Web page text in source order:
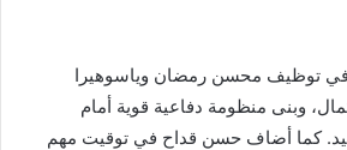
توظيف محسن رمضان وياسوهيرا
وبنى منظومة دفاعية قوية أمام
كما أضاف حسن قداح في توقيت مهم